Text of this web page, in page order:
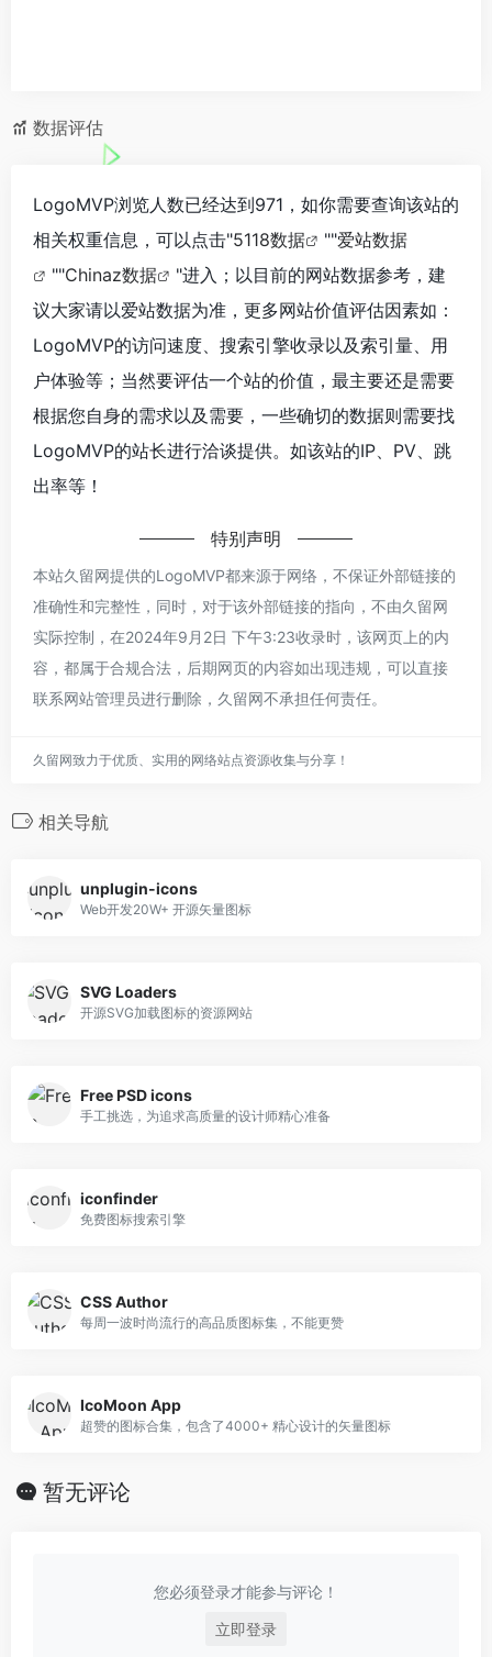
数据评估
LogoMVP浏览人数已经达到971，如你需要查询该站的
相关权重信息，可以点击"5118数据 ""爱站数据
""Chinaz数据
"进入；以目前的网站数据参考，建
议大家请以爱站数据为准，更多网站价值评估因素如：
LogoMVP的访问速度、搜索引擎收录以及索引量、用
户体验等；当然要评估一个站的价值，最主要还是需要
根据您自身的需求以及需要，一些确切的数据则需要找
LogoMVP的站长进行洽谈提供。如该站的IP、PV、跳
出率等！
特别声明
本站久留网提供的LogoMVP都来源于网络，不保证外部链接的
准确性和完整性，同时，对于该外部链接的指向，不由久留网
实际控制，在2024年9月2日 下午3:23收录时，该网页上的内
容，都属于合规合法，后期网页的内容如出现违规，可以直接
联系网站管理员进行删除，久留网不承担任何责任。
久留网致力于优质、实用的网络站点资源收集与分享！
相关导航
unplugin-icons
Web开发20W+ 开源矢量图标
SVG Loaders
开源SVG加载图标的资源网站
Free PSD icons
手工挑选，为追求高质量的设计师精心准备
iconfinder
免费图标搜索引擎
CSS Author
每周一波时尚流行的高品质图标集，不能更赞
IcoMoon App
超赞的图标合集，包含了4000+ 精心设计的矢量图标
暂无评论
您必须登录才能参与评论！
立即登录